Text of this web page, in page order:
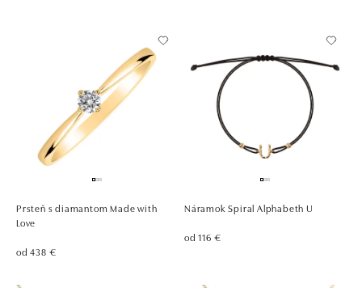
Prsteň s diamantom Made with
Love
od 438 €
Náramok Spiral Alphabeth U
od 116 €